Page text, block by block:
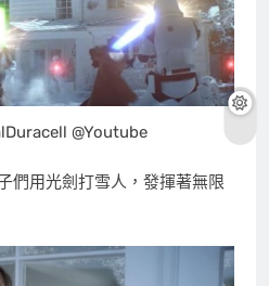
@Youtube
們用光劍打雪人，發揮著無限